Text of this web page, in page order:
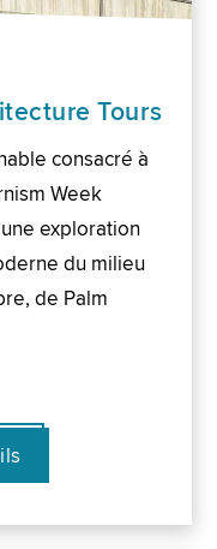
Tours
consacré à
Week
exploration
du milieu
de Palm